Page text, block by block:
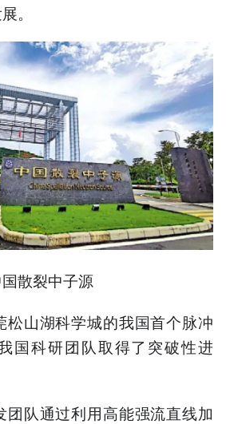
。
散裂中子源
松山湖科学城的我国首个脉冲
国科研团队取得了突破性进
团队通过利用高能强流直线加